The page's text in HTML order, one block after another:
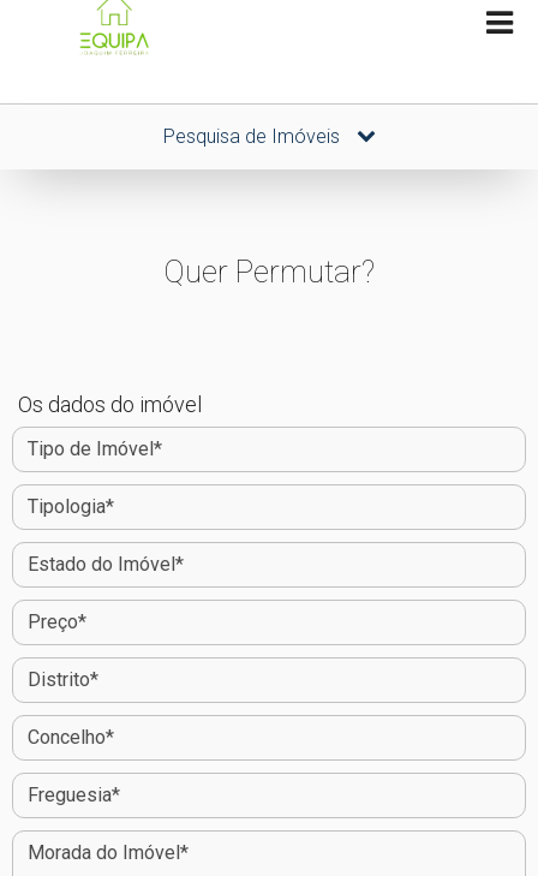
Pesquisa de Imóveis
Quer Permutar?
Os dados do imóvel